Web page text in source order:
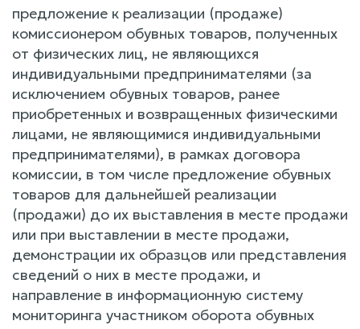
предложение к реализации (продаже)
комиссионером обувных товаров, полученных
от физических лиц, не являющихся
индивидуальными предпринимателями (за
исключением обувных товаров, ранее
приобретенных и возвращенных физическими
лицами, не являющимися индивидуальными
предпринимателями), в рамках договора
комиссии, в том числе предложение обувных
товаров для дальнейшей реализации
(продажи) до их выставления в месте продажи
или при выставлении в месте продажи,
демонстрации их образцов или представления
сведений о них в месте продажи, и
направление в информационную систему
мониторинга участником оборота обувных